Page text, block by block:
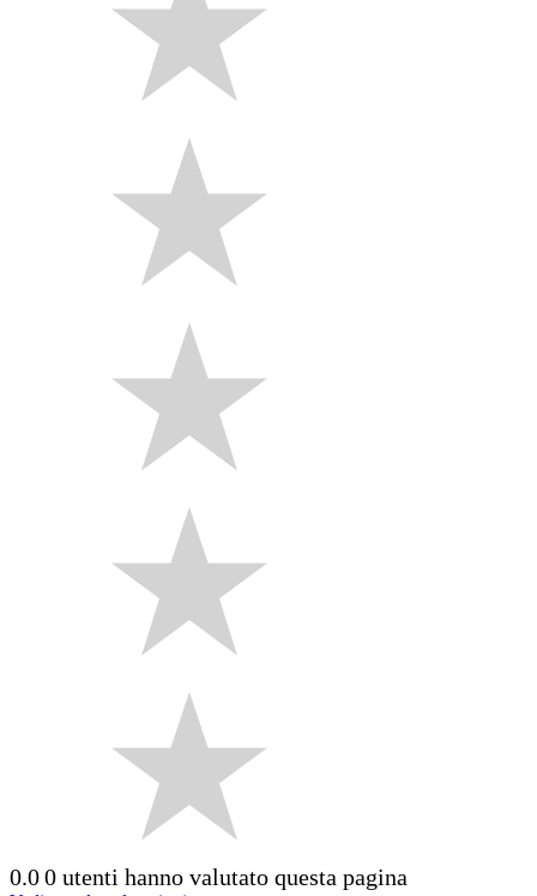
0.00 utenti hanno valutato questa pagina